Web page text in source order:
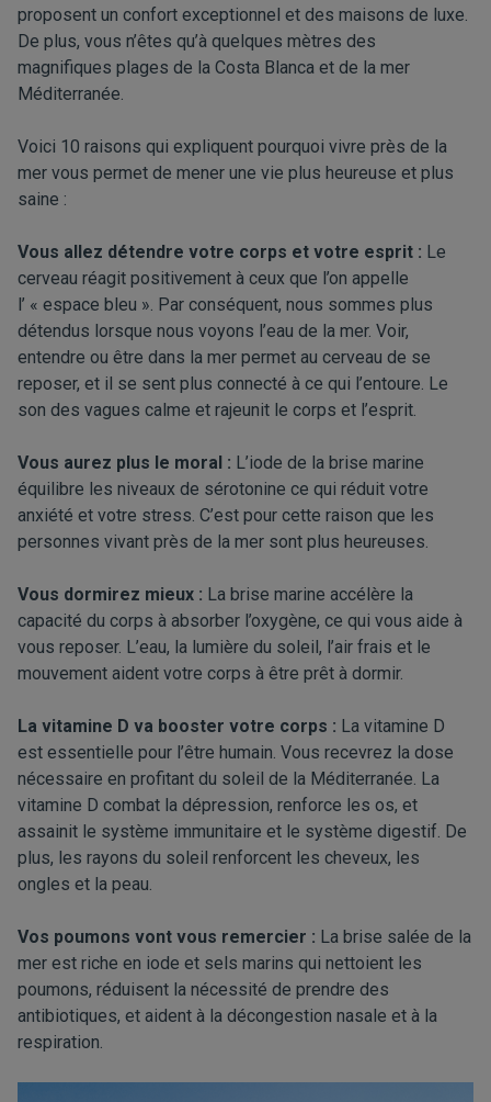
proposent un confort exceptionnel et des maisons de luxe.
De plus, vous n’êtes qu’à quelques mètres des
magnifiques plages de la Costa Blanca et de la mer
Méditerranée.
Voici 10 raisons qui expliquent pourquoi vivre près de la
mer vous permet de mener une vie plus heureuse et plus
saine :
Vous allez détendre votre corps et votre esprit : Le
cerveau réagit positivement à ceux que l’on appelle
l’ « espace bleu ». Par conséquent, nous sommes plus
détendus lorsque nous voyons l’eau de la mer. Voir,
entendre ou être dans la mer permet au cerveau de se
reposer, et il se sent plus connecté à ce qui l’entoure. Le
son des vagues calme et rajeunit le corps et l’esprit.
Vous aurez plus le moral : L’iode de la brise marine
équilibre les niveaux de sérotonine ce qui réduit votre
anxiété et votre stress. C’est pour cette raison que les
personnes vivant près de la mer sont plus heureuses.
Vous dormirez mieux : La brise marine accélère la
capacité du corps à absorber l’oxygène, ce qui vous aide à
vous reposer. L’eau, la lumière du soleil, l’air frais et le
mouvement aident votre corps à être prêt à dormir.
La vitamine D va booster votre corps : La vitamine D
est essentielle pour l’être humain. Vous recevrez la dose
nécessaire en profitant du soleil de la Méditerranée. La
vitamine D combat la dépression, renforce les os, et
assainit le système immunitaire et le système digestif. De
plus, les rayons du soleil renforcent les cheveux, les
ongles et la peau.
Vos poumons vont vous remercier : La brise salée de la
mer est riche en iode et sels marins qui nettoient les
poumons, réduisent la nécessité de prendre des
antibiotiques, et aident à la décongestion nasale et à la
respiration.